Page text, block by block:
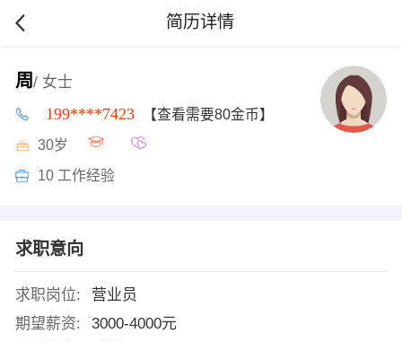
简历详情
周/ 女士
199****7423 【查看需要80金币】
30岁
10 工作经验
求职意向
求职岗位:
营业员
期望薪资:
3000-4000元